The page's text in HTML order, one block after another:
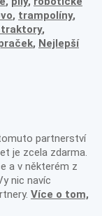
, trampolíny,
traktory,
, Nejlepší
partnerství
je zcela zdarma.
a v některém z
nic navíc
Více o tom,